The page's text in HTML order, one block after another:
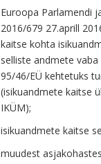
Euroopa Parlamendi
2016/679 27.aprill
kaitse kohta
selliste andmete
95/46/EÜ kehtetuks
(isikuandmete kaitse
IKÜM);
isikuandmete kaitse
muudest